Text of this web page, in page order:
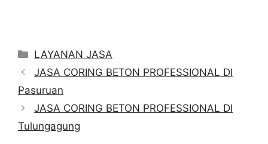
Categories
LAYANAN JASA
JASA CORING BETON PROFESSIONAL DI
Pasuruan
JASA CORING BETON PROFESSIONAL DI
Tulungagung